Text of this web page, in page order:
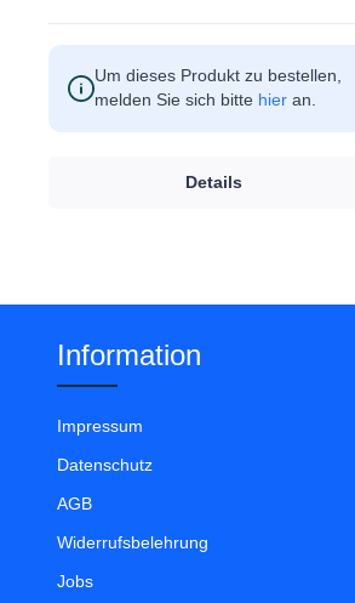
Um dieses Produkt zu bestellen,
melden Sie sich bitte hier an.
Details
Information
Impressum
Datenschutz
AGB
Widerrufsbelehrung
Jobs